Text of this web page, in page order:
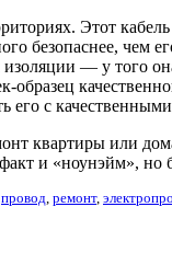
Этот
безопаснее,
— у того
его с
квартиры или
и «ноунэйм»,
провод, ремонт,